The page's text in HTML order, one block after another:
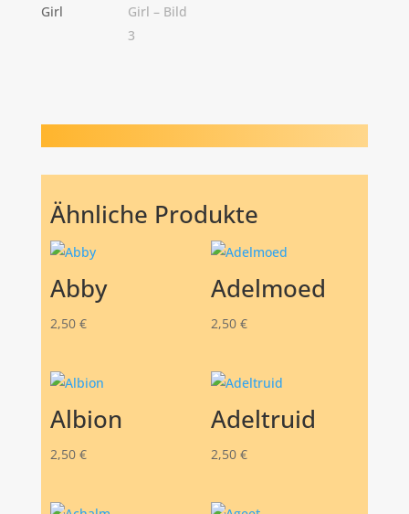
Ähnliche Produkte
Abby
2,50 €
Adelmoed
2,50 €
Albion
2,50 €
Adeltruid
2,50 €